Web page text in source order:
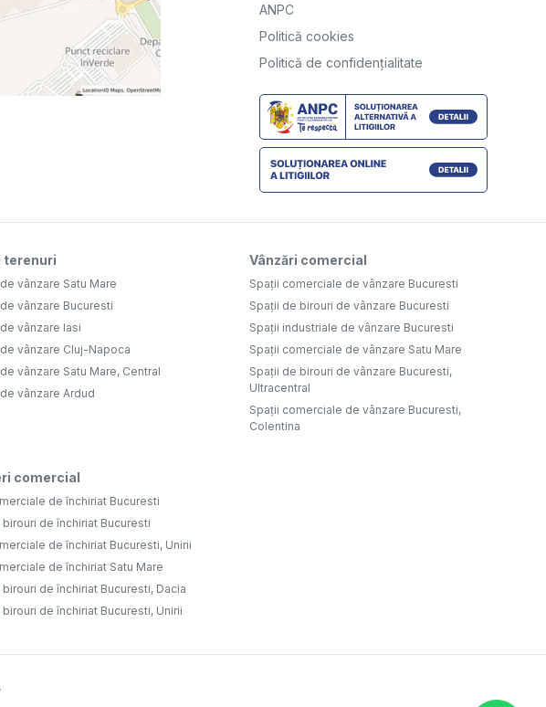
ANPC
Politică cookies
Politică de confidențialitate
terenuri
vânzare Satu Mare
vânzare Bucuresti
vânzare Iasi
vânzare Cluj-Napoca
vânzare Satu Mare, Central
vânzare Ardud
Vânzări comercial
Spații comerciale de vânzare Bucuresti
Spații de birouri de vânzare Bucuresti
Spații industriale de vânzare Bucuresti
Spații comerciale de vânzare Satu Mare
Spații de birouri de vânzare Bucuresti,
Ultracentral
Spații comerciale de vânzare Bucuresti,
Colentina
comercial
de închiriat Bucuresti
de închiriat Bucuresti
de închiriat Bucuresti, Unirii
de închiriat Satu Mare
de închiriat Bucuresti, Dacia
de închiriat Bucuresti, Unirii